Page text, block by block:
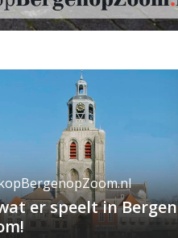
er speelt in Bergen